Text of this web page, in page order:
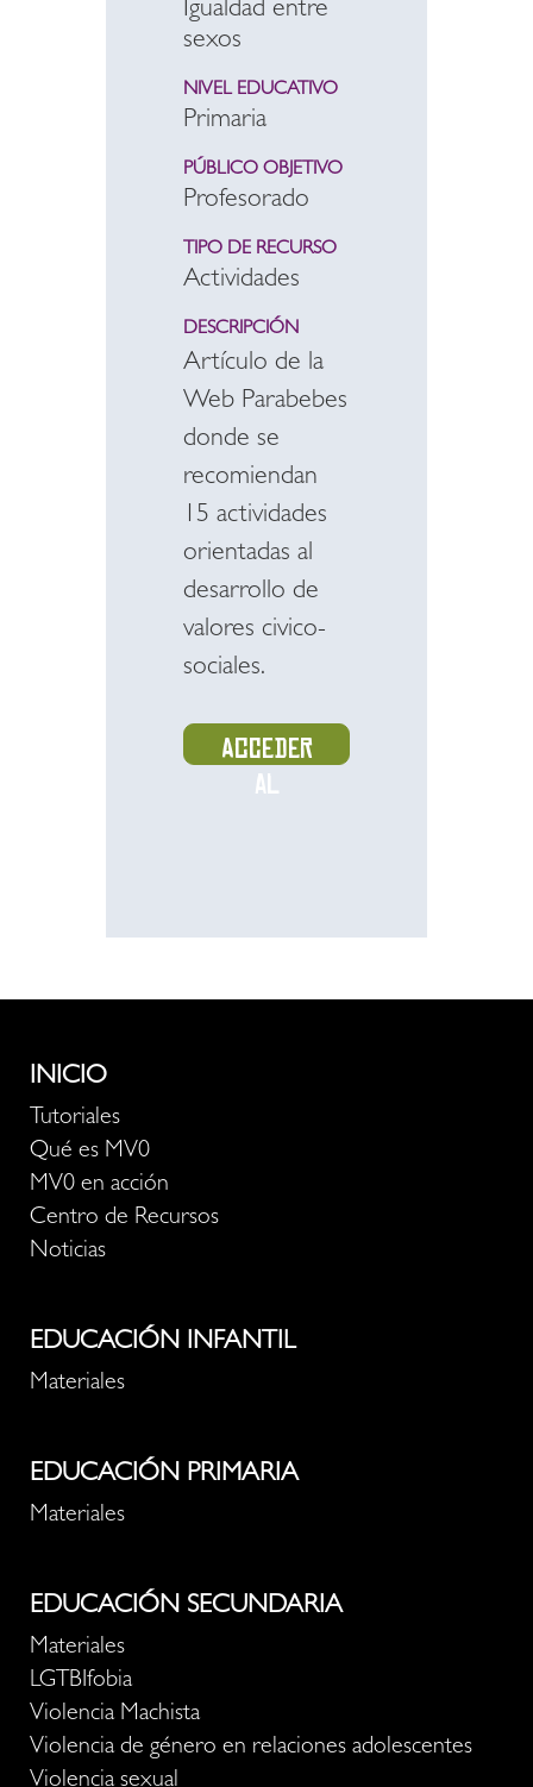
Igualdad entre
sexos
NIVEL EDUCATIVO
Primaria
PÚBLICO OBJETIVO
Profesorado
TIPO DE RECURSO
Actividades
DESCRIPCIÓN
Artículo de la
Web Parabebes
donde se
recomiendan
15 actividades
orientadas al
desarrollo de
valores civico-
sociales.
Acceder
al
INICIO
Tutoriales
Qué es MV0
MV0 en acción
Centro de Recursos
Noticias
EDUCACIÓN INFANTIL
Materiales
EDUCACIÓN PRIMARIA
Materiales
EDUCACIÓN SECUNDARIA
Materiales
LGTBIfobia
Violencia Machista
Violencia de género en relaciones adolescentes
Violencia sexual